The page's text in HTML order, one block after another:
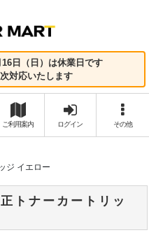
日（日）は休業日です
対応いたします
ご利用案内 ログイン その他
ジ イエロー
トナーカートリッ